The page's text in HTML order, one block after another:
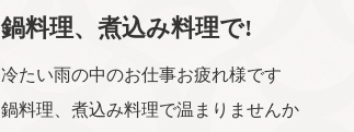
鍋料理、煮込み料理で!
冷たい雨の中のお仕事お疲れ様です
鍋料理、煮込み料理で温まりませんか